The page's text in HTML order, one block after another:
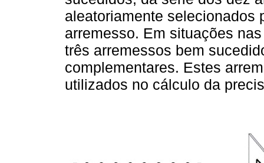
aleatoriamente selecionados
arremesso. Em situações
três arremessos bem
complementares. Estes
utilizados no cálculo da